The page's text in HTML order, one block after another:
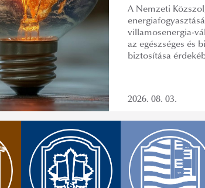
A Nemzeti
villamosenergia-
az egészséges és
biztosítása
2026. 08. 03.